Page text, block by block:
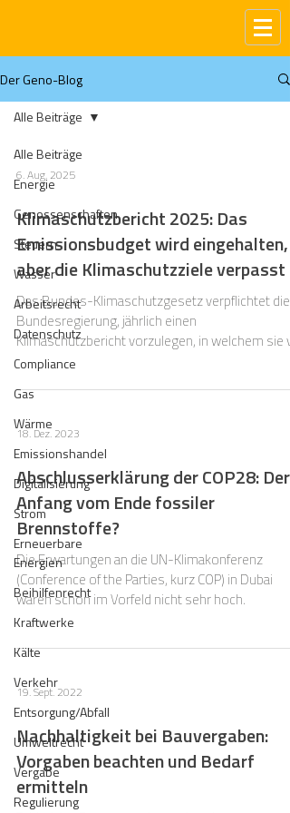
Der Geno-Blog
Alle Beiträge
Energie
Genossenschaften
Steuern
Wasser
Arbeitsrecht
Datenschutz
Compliance
Gas
Wärme
Emissionshandel
Digitalisierung
Strom
Erneuerbare
Energien
Beihilfenrecht
Kraftwerke
Kälte
Verkehr
Entsorgung/Abfall
Umweltrecht
Vergabe
Regulierung
Alle Beiträge
6. Aug. 2025
Klimaschutzbericht 2025: Das
Emissionsbudget wird eingehalten,
aber die Klimaschutzziele verpasst
Das Bundes-Klimaschutzgesetz verpflichtet die
Bundesregierung, jährlich einen
Klimaschutzbericht vorzulegen, in welchem sie
allem über die Entwicklung der
insgesamt und in den verschiedenen Sektoren
sowie die Erreichung der Klimaschutzziele
berichtet.
18. Dez. 2023
Abschlusserklärung der COP28: Der
Anfang vom Ende fossiler
Brennstoffe?
Die Erwartungen an die UN-Klimakonferenz
(Conference of the Parties, kurz COP) in Dubai
waren schon im Vorfeld nicht sehr hoch.
19. Sept. 2022
Nachhaltigkeit bei Bauvergaben:
Vorgaben beachten und Bedarf
ermitteln